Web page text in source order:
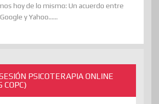
hoy de lo mismo: Un acuerdo entre
y Yahoo......
PSICOTERAPIA ONLINE
COPC)